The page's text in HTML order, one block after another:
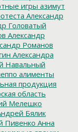
игры азимут
Александр
Головатый
Александр
Романов
Александра
Навальный
алименты
продукция
область
Мелешко
Бялик
Пивенко Анна